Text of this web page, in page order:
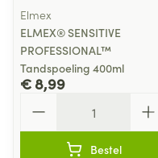
Elmex
ELMEX® SENSITIVE
PROFESSIONAL™
Tandspoeling 400ml
€ 8,99
Bestel